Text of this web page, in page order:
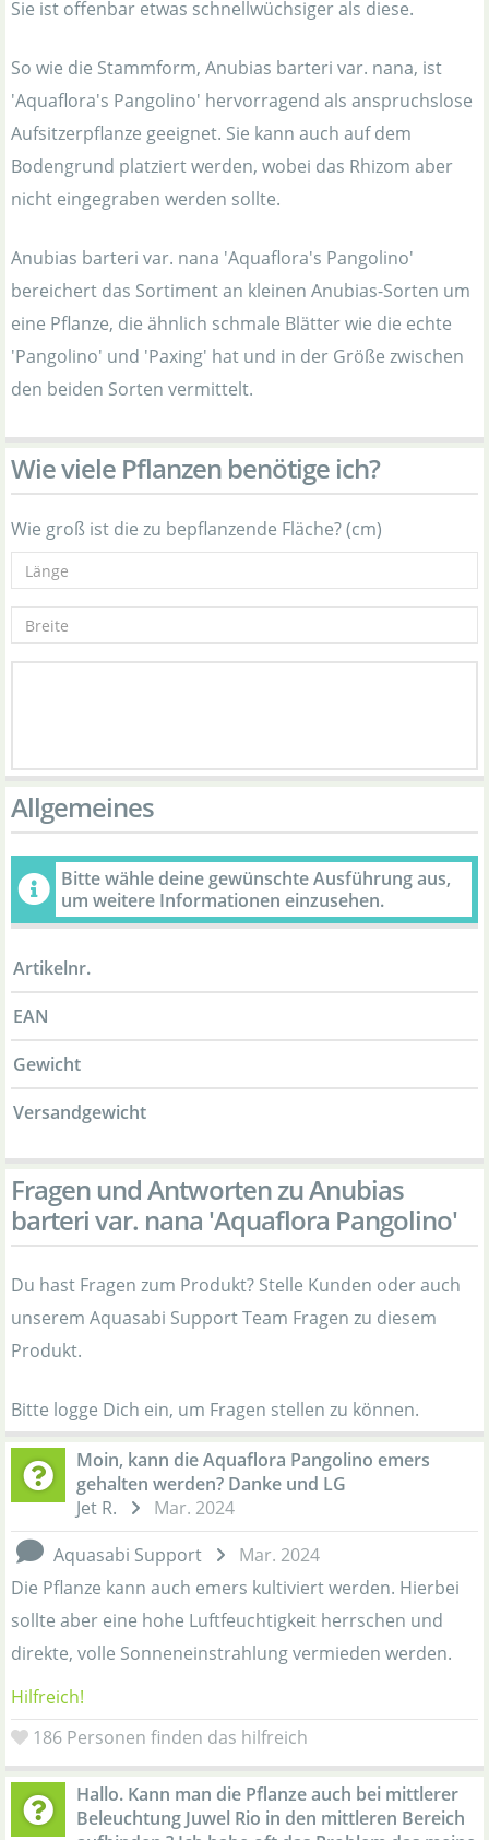
Sie ist offenbar etwas schnellwüchsiger als diese.
So wie die Stammform, Anubias barteri var. nana, ist
'Aquaflora's Pangolino' hervorragend als anspruchslose
Aufsitzerpflanze geeignet. Sie kann auch auf dem
Bodengrund platziert werden, wobei das Rhizom aber
nicht eingegraben werden sollte.
Anubias barteri var. nana 'Aquaflora's Pangolino'
bereichert das Sortiment an kleinen Anubias-Sorten um
eine Pflanze, die ähnlich schmale Blätter wie die echte
'Pangolino' und 'Paxing' hat und in der Größe zwischen
den beiden Sorten vermittelt.
Wie viele Pflanzen benötige ich?
Wie groß ist die zu bepflanzende Fläche? (cm)
Allgemeines
Bitte wähle deine gewünschte Ausführung aus,
um weitere Informationen einzusehen.
Artikelnr.
EAN
Gewicht
Versandgewicht
Fragen und Antworten zu Anubias
barteri var. nana 'Aquaflora Pangolino'
Du hast Fragen zum Produkt? Stelle Kunden oder auch
unserem Aquasabi Support Team Fragen zu diesem
Produkt.
Bitte logge Dich ein, um Fragen stellen zu können.
Moin, kann die Aquaflora Pangolino emers
gehalten werden? Danke und LG
Jet R.
Mar. 2024
Aquasabi Support
Mar. 2024
Die Pflanze kann auch emers kultiviert werden. Hierbei
sollte aber eine hohe Luftfeuchtigkeit herrschen und
direkte, volle Sonneneinstrahlung vermieden werden.
Hilfreich!
186 Personen finden das hilfreich
Hallo. Kann man die Pflanze auch bei mittlerer
Beleuchtung Juwel Rio in den mittleren Bereich